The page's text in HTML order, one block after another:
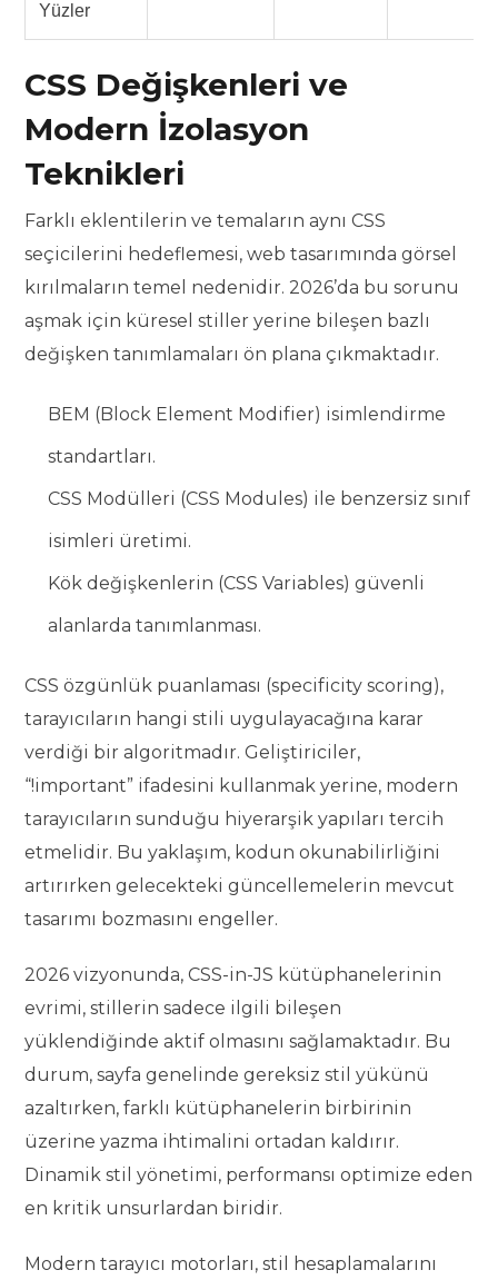
Yüzler
CSS Değişkenleri ve
Modern İzolasyon
Teknikleri
Farklı eklentilerin ve temaların aynı CSS
seçicilerini hedeflemesi, web tasarımında görsel
kırılmaların temel nedenidir. 2026’da bu sorunu
aşmak için küresel stiller yerine bileşen bazlı
değişken tanımlamaları ön plana çıkmaktadır.
BEM (Block Element Modifier) isimlendirme
standartları.
CSS Modülleri (CSS Modules) ile benzersiz sınıf
isimleri üretimi.
Kök değişkenlerin (CSS Variables) güvenli
alanlarda tanımlanması.
CSS özgünlük puanlaması (specificity scoring),
tarayıcıların hangi stili uygulayacağına karar
verdiği bir algoritmadır. Geliştiriciler,
“!important” ifadesini kullanmak yerine, modern
tarayıcıların sunduğu hiyerarşik yapıları tercih
etmelidir. Bu yaklaşım, kodun okunabilirliğini
artırırken gelecekteki güncellemelerin mevcut
tasarımı bozmasını engeller.
2026 vizyonunda, CSS-in-JS kütüphanelerinin
evrimi, stillerin sadece ilgili bileşen
yüklendiğinde aktif olmasını sağlamaktadır. Bu
durum, sayfa genelinde gereksiz stil yükünü
azaltırken, farklı kütüphanelerin birbirinin
üzerine yazma ihtimalini ortadan kaldırır.
Dinamik stil yönetimi, performansı optimize eden
en kritik unsurlardan biridir.
Modern tarayıcı motorları, stil hesaplamalarını